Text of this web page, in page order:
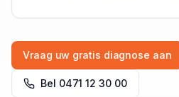
Vraag uw gratis diagnose aan
Bel 0471 12 30 00